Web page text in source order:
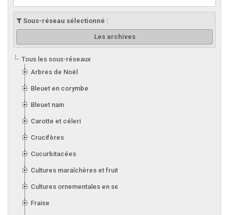
Sous-réseau sélectionné :
Les archives
Tous les sous-réseaux
Arbres de Noël
Bleuet en corymbe
Bleuet nain
Carotte et céleri
Crucifères
Cucurbitacées
Cultures maraîchères et fruitières en serre
Cultures ornementales en serre
Fraise